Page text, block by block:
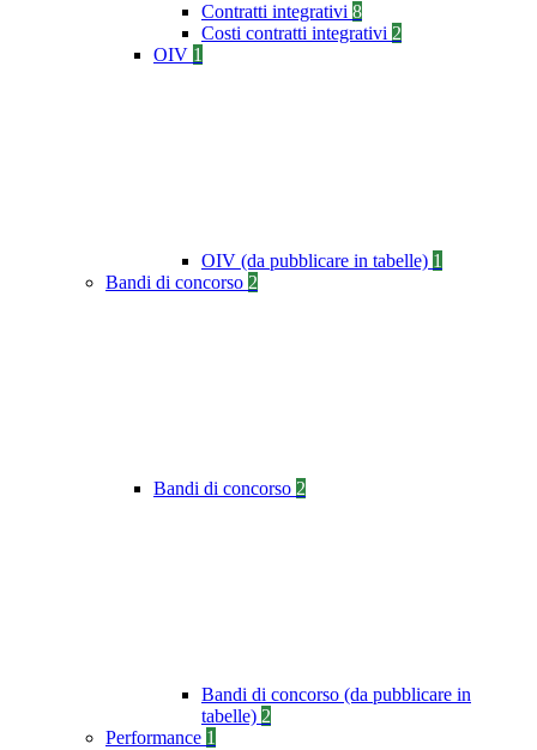
Contratti integrativi 8
Costi contratti integrativi 2
OIV 1
OIV (da pubblicare in tabelle) 1
Bandi di concorso 2
Bandi di concorso 2
Bandi di concorso (da pubblicare in
tabelle) 2
Performance 1